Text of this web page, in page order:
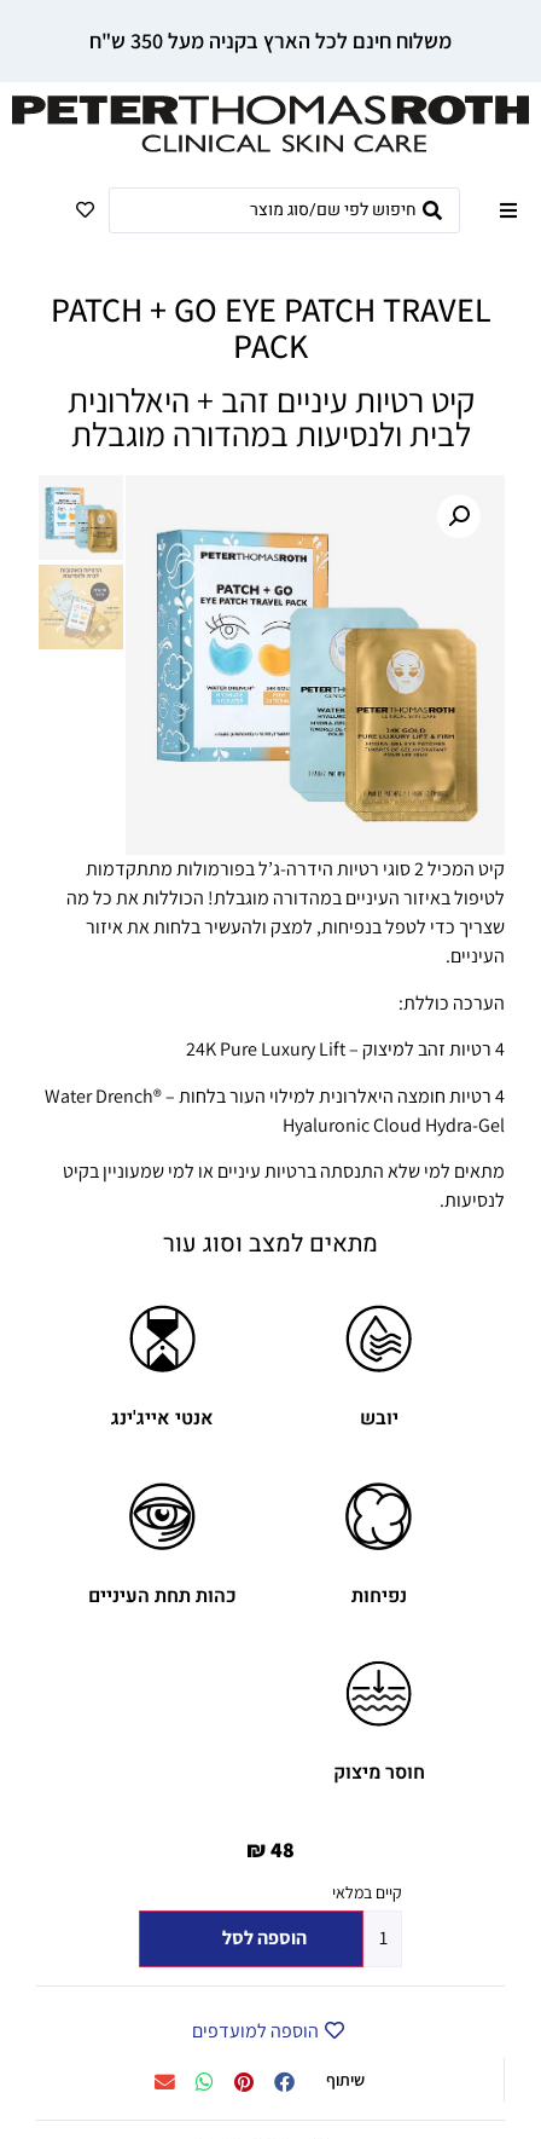
משלוח חינם לכל הארץ בקניה מעל 350 ש"ח
PATCH + GO EYE PATCH TRAVEL
PACK
קיט רטיות עיניים זהב + היאלרונית
לבית ולנסיעות במהדורה מוגבלת
קיט המכיל 2 סוגי רטיות הידרה-ג’ל בפורמולות מתתקדמות
לטיפול באיזור העיניים במהדורה מוגבלת! הכוללות את כל מה
שצריך כדי לטפל בנפיחות, למצק ולהעשיר בלחות את איזור
העיניים.
הערכה כוללת:
4 רטיות זהב למיצוק – 24K Pure Luxury Lift
4 רטיות חומצה היאלרונית למילוי העור בלחות – Water Drench®
Hyaluronic Cloud Hydra-Gel
מתאים למי שלא התנסתה ברטיות עיניים או למי שמעוניין בקיט
לנסיעות.
מתאים למצב וסוג עור
יובש
נפיחות
חוסר מיצוק
אנטי אייג'ינג
כהות תחת העיניים
₪48
קיים במלאי
הוספה לסל
הוספה למועדפים
שיתוף